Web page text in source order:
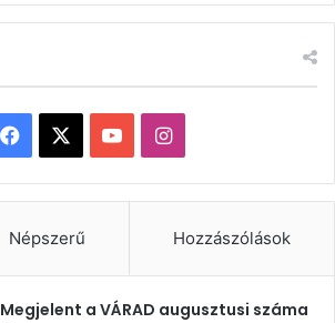
Facebook YouTubeInstagram
Népszerű Hozzászólások
Megjelent a VÁRAD augusztusi száma